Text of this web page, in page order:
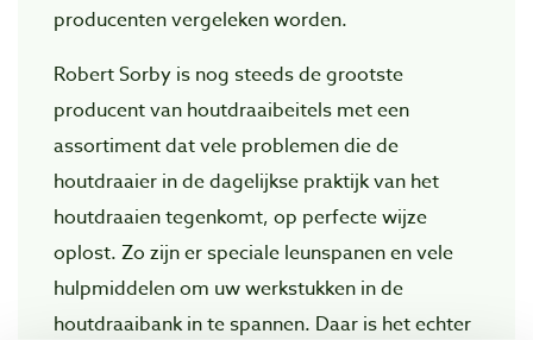
producenten vergeleken worden.
Robert Sorby is nog steeds de grootste
producent van houtdraaibeitels met een
assortiment dat vele problemen die de
houtdraaier in de dagelijkse praktijk van het
houtdraaien tegenkomt, op perfecte wijze
oplost. Zo zijn er speciale leunspanen en vele
hulpmiddelen om uw werkstukken in de
houtdraaibank in te spannen. Daar is het echter